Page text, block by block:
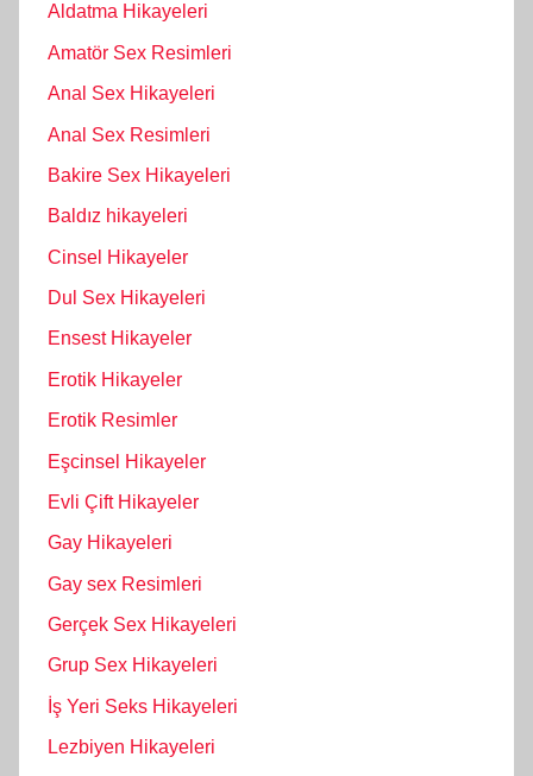
Aldatma Hikayeleri
Amatör Sex Resimleri
Anal Sex Hikayeleri
Anal Sex Resimleri
Bakire Sex Hikayeleri
Baldız hikayeleri
Cinsel Hikayeler
Dul Sex Hikayeleri
Ensest Hikayeler
Erotik Hikayeler
Erotik Resimler
Eşcinsel Hikayeler
Evli Çift Hikayeler
Gay Hikayeleri
Gay sex Resimleri
Gerçek Sex Hikayeleri
Grup Sex Hikayeleri
İş Yeri Seks Hikayeleri
Lezbiyen Hikayeleri